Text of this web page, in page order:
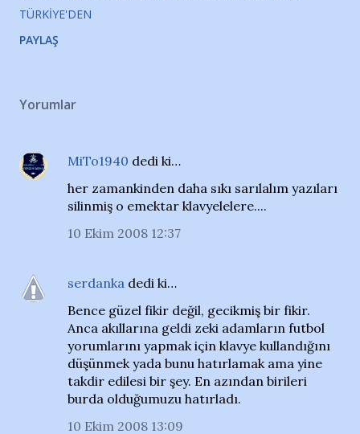
TÜRKIYE'DEN
PAYLAŞ
Yorumlar
MiTo1940 dedi ki…
her zamankinden daha sıkı sarılalım yazıları
silinmiş o emektar klavyelelere....
10 Ekim 2008 12:37
serdanka dedi ki…
Bence güzel fikir değil, gecikmiş bir fikir.
Anca akıllarına geldi zeki adamların futbol
yorumlarını yapmak için klavye kullandığını
düşünmek yada bunu hatırlamak ama yine
takdir edilesi bir şey. En azından birileri
burda olduğumuzu hatırladı.
10 Ekim 2008 13:09